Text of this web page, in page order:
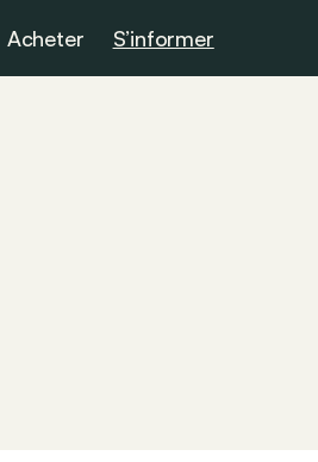
Acheter S’informer